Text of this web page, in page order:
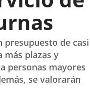
presupuesto de casi
más plazas y
personas mayores
se valorarán